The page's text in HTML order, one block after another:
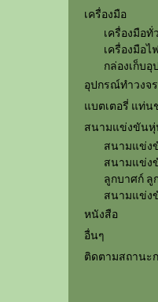
เครื่องมือ
เครื่องมือทั่
เครื่องมือไ
กล่องเก็บ
อุปกรณ์ทำวงจร
แบตเตอรี่ แท่
สนามแข่งขัน
สนามแข่ง
สนามแข่ง
ลูกบาศก์ ลู
สนามแข่ง
หนังสือ
อื่นๆ
ติดตามสถานะ